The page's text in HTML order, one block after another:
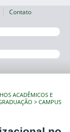
Contato
ACADÊMICOS E
CAMPUS